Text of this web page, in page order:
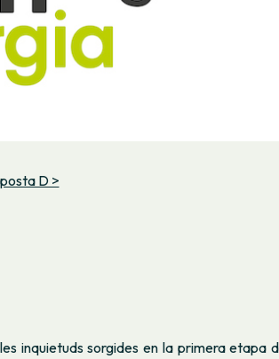
D >
inquietuds sorgides en la primera etapa